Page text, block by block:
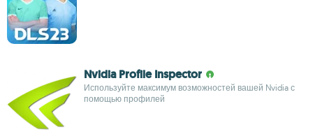
Nvidia Profile Inspector
Используйте максимум возможностей вашей Nvidia с
помощью профилей